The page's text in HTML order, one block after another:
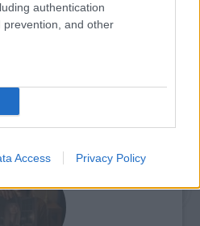
authentication
and other
Access Privacy Policy
NÉZNI AZZAL, AKIVÉ